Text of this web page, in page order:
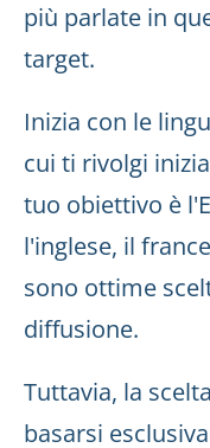
più parlate in
target.
Inizia con le
cui ti rivolgi
tuo obiettivo è
l'inglese, il
sono ottime
diffusione.
Tuttavia, la
basarsi